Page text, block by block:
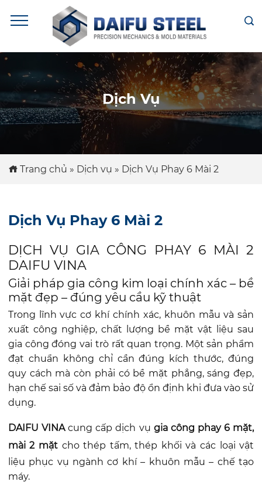
Dịch Vụ
Trang chủ » Dịch vụ » Dịch Vụ Phay 6 Mài 2
Dịch Vụ Phay 6 Mài 2
DỊCH VỤ GIA CÔNG PHAY 6 MÀI 2
DAIFU VINA
Giải pháp gia công kim loại chính xác – bề
mặt đẹp – đúng yêu cầu kỹ thuật
Trong lĩnh vực cơ khí chính xác, khuôn mẫu và sản
xuất công nghiệp, chất lượng bề mặt vật liệu sau
gia công đóng vai trò rất quan trọng. Một sản phẩm
đạt chuẩn không chỉ cần đúng kích thước, đúng
quy cách mà còn phải có bề mặt phẳng, sáng đẹp,
hạn chế sai số và đảm bảo độ ổn định khi đưa vào sử
dụng.
DAIFU VINAcung cấp dịch vụ gia công phay 6 mặt,
mài 2 mặtcho thép tấm, thép khối và các loại vật
liệu phục vụ ngành cơ khí – khuôn mẫu – chế tạo
máy.